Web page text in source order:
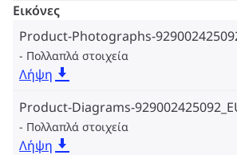
Εικόνες
Product-Photographs-
Πολλαπλά στοιχεία
Λήψη
Product-Diagrams-
Πολλαπλά στοιχεία
Λήψη